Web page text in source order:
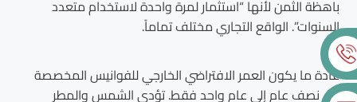
باهظة الثمن لأنها “استثمار لمرة واحدة لاستخدام متعدد
السنوات”. الواقع التجاري مختلف تماماً.
عادة ما يكون العمر الافتراضي الخارجي للفوانيس المخصصة
من نصف عام إلى عام واحد فقط. تؤدي الشمس والمطر